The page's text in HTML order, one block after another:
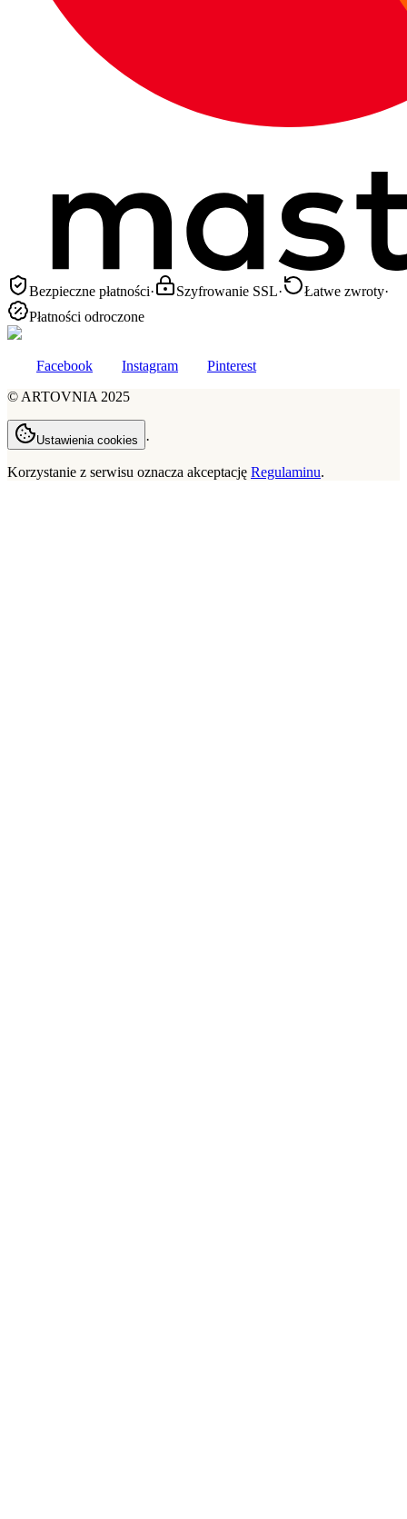
Bezpieczne płatności· Szyfrowanie SSL· Łatwe zwroty·
Płatności odroczone
Facebook Instagram
Pinterest
© ARTOVNIA 2025
Ustawienia cookies ·
Korzystanie z serwisu oznacza akceptację Regulaminu.